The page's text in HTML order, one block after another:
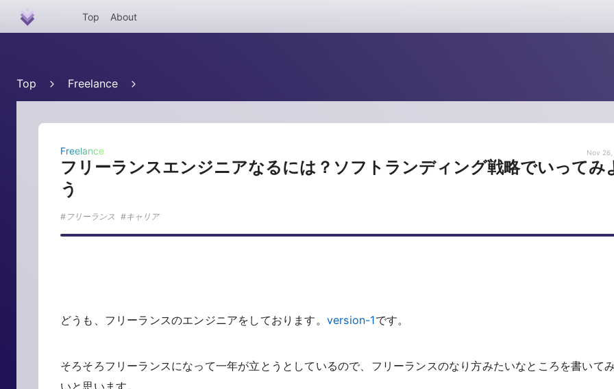
Top About
Top Freelance
Freelance Nov 26,
フリーランスエンジニアなるには？ソフトランディング戦略でいってみ
う
フリーランス キャリア
どうも、フリーランスのエンジニアをしております。 version-1です。
そろそろフリーランスになって一年が立とうとしているので、フリーランスのなり方みたいなところを書いて
いと思います。